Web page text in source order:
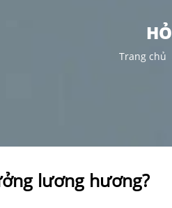
Trang chủ
lương hương?